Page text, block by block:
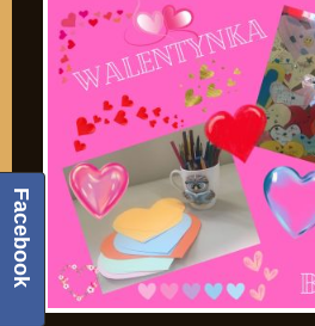
Facebook